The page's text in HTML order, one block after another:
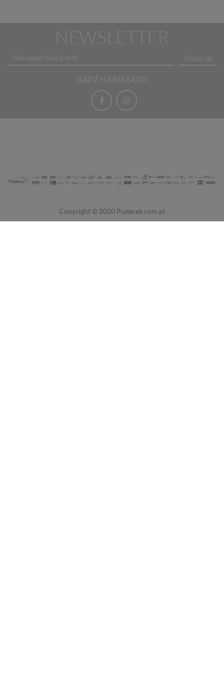
NEWSLETTER
Zapisz się
BĄDŹ NA BIEŻĄCO
Copyright © 2020 Puderek.com.pl